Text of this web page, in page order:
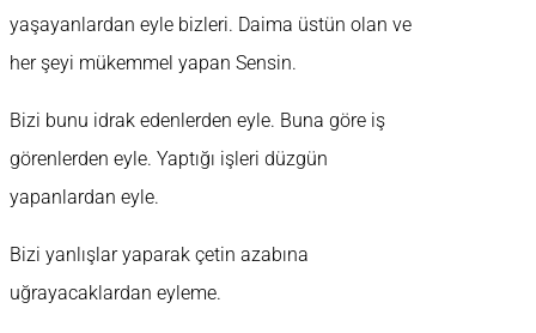
yaşayanlardan eyle bizleri. Daima üstün olan ve
her şeyi mükemmel yapan Sensin.
Bizi bunu idrak edenlerden eyle. Buna göre iş
görenlerden eyle. Yaptığı işleri düzgün
yapanlardan eyle.
Bizi yanlışlar yaparak çetin azabına
uğrayacaklardan eyleme.